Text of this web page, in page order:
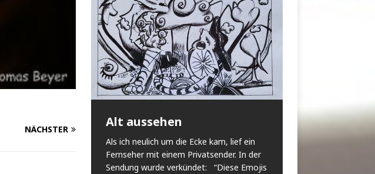
NÄCHSTER Alt aussehen
Als ich neulich um die Ecke kam, lief ein
Fernseher mit einem Privatsender. In der
Sendung wurde verkündet: “Diese Emojis